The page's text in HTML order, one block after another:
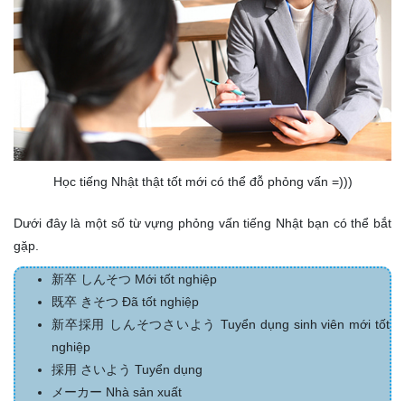
Học tiếng Nhật thật tốt mới có thể đỗ phỏng vấn =)))
Dưới đây là một số từ vựng phỏng vấn tiếng Nhật bạn có thể bắt
gặp.
新卒 しんそつ Mới tốt nghiệp
既卒 きそつ Đã tốt nghiệp
新卒採用
しんそつさいよう Tuyển dụng sinh viên mới tốt
nghiệp
採用 さいよう Tuyển dụng
メーカー Nhà sản xuất